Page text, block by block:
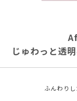
じゅわっと透
ふんわり